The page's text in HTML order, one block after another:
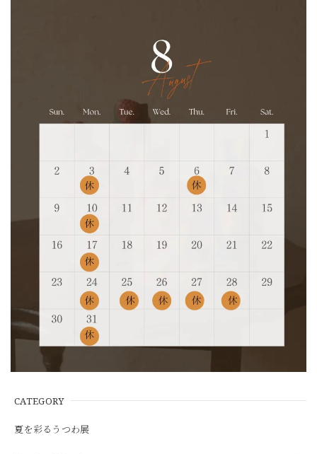
CATEGORY
夏を彩るうつわ展